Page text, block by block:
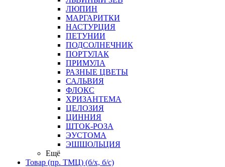
ЛЮПИН
МАРГАРИТКИ
НАСТУРЦИЯ
ПЕТУНИИ
ПОДСОЛНЕЧНИК
ПОРТУЛАК
ПРИМУЛА
РАЗНЫЕ ЦВЕТЫ
САЛЬВИЯ
ФЛОКС
ХРИЗАНТЕМА
ЦЕЛОЗИЯ
ЦИННИЯ
ШТОК-РОЗА
ЭУСТОМА
ЭШШОЛЬЦИЯ
Ещё
Товар (пр. ТМЦ) (б/х, б/с)